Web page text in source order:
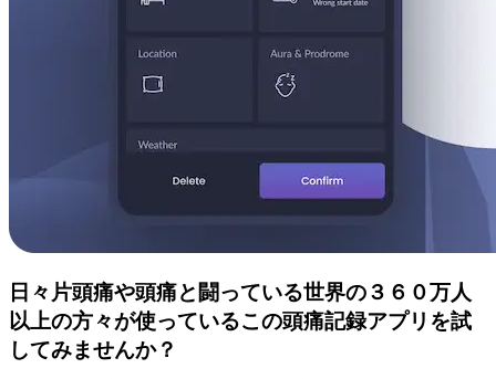
日々片頭痛や頭痛と闘っている世界の３６０万人
以上の方々が使っているこの頭痛記録アプリを試
してみませんか？